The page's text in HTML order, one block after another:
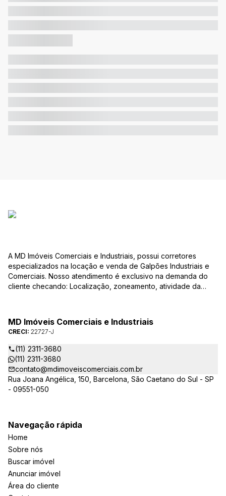
A MD Imóveis Comerciais e Industriais, possui corretores
especializados na locação e venda de Galpões Industriais e
Comerciais. Nosso atendimento é exclusivo na demanda do
cliente checando: Localização, zoneamento, atividade da
atender de verdade a sua necessidade!
MD Imóveis Comerciais e Industriais
CRECI: 22727-J
(11) 2311-3680
(11) 2311-3680
contato@mdimoveiscomerciais.com.br
Rua Joana Angélica, 150, Barcelona, São Caetano do Sul - SP
- 09551-050
Navegação rápida
Home
Sobre nós
Buscar imóvel
Anunciar imóvel
Área do cliente